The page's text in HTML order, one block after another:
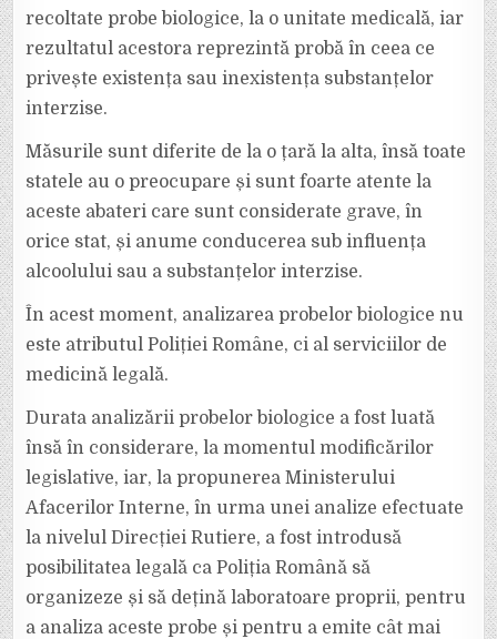
recoltate probe biologice, la o unitate medicală, iar
rezultatul acestora reprezintă probă în ceea ce
privește existența sau inexistența substanțelor
interzise.
Măsurile sunt diferite de la o țară la alta, însă toate
statele au o preocupare și sunt foarte atente la
aceste abateri care sunt considerate grave, în
orice stat, și anume conducerea sub influența
alcoolului sau a substanțelor interzise.
În acest moment, analizarea probelor biologice nu
este atributul Poliției Române, ci al serviciilor de
medicină legală.
Durata analizării probelor biologice a fost luată
însă în considerare, la momentul modificărilor
legislative, iar, la propunerea Ministerului
Afacerilor Interne, în urma unei analize efectuate
la nivelul Direcției Rutiere, a fost introdusă
posibilitatea legală ca Poliția Română să
organizeze și să dețină laboratoare proprii, pentru
a analiza aceste probe și pentru a emite cât mai